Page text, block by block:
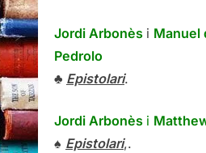
Jordi Arbonès i Manuel
Pedrolo
♣ Epistolari.
Jordi Arbonès i
♠ Epistolari,.